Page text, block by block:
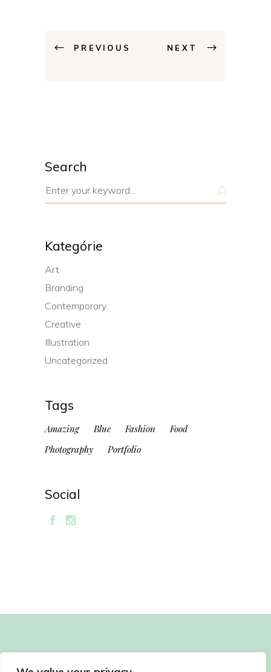
PREVIOUS NEXT
Search
Search
for:
Kategórie
Art
Branding
Contemporary
Creative
Illustration
Uncategorized
Tags
Amazing Blue Fashion
Food
Photography
Portfolio
Social